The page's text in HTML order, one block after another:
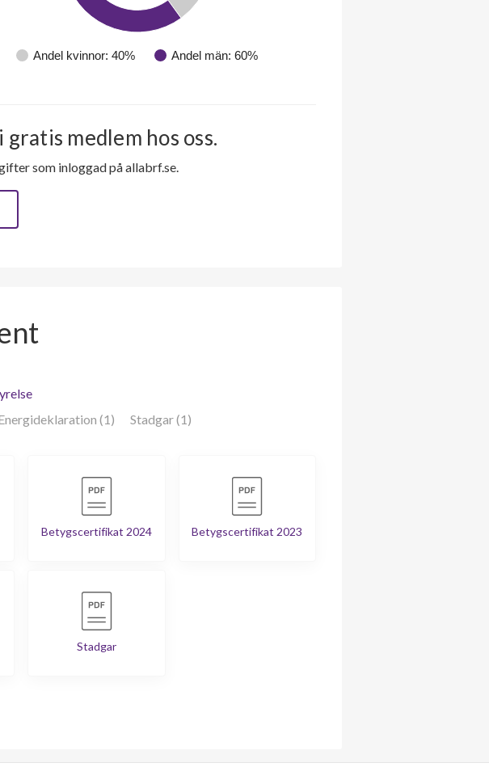
Andel kvinnor: 40% Andel män: 60%
medlem hos oss.
som inloggad på allabrf.se.
(1) Stadgar (1)
Betygscertifikat 2024 Betygscertifikat 2023
Stadgar